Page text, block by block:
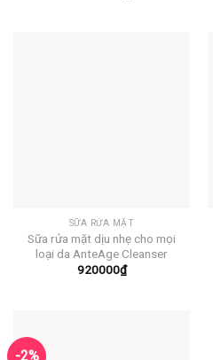
SỮA RỬA MẶT
Sữa rửa mặt dịu nhẹ cho mọi
loại da AnteAge Cleanser
920000₫
-2%